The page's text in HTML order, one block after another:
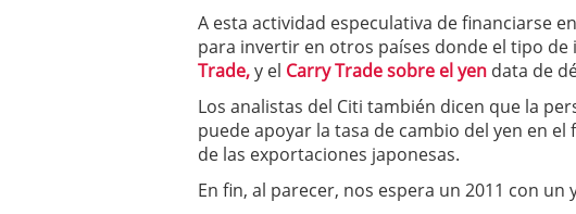
A esta actividad especulativa de financiarse
para invertir en otros países donde el tipo de
Trade,y el Carry Trade sobre el yen data de
Los analistas del Citi también dicen que la
puede apoyar la tasa de cambio del yen en
de las exportaciones japonesas.
En fin, al parecer, nos espera un 2011 con un